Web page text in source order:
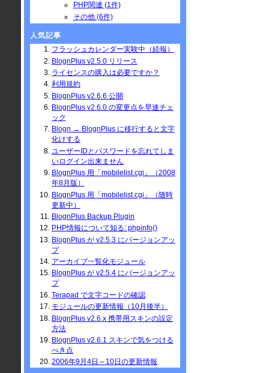
PHP関連 (1件)
その他 (6件)
人気記事
フラッシュカレンダー実験中（続報）
BlognPlus v2.5.0 リリース
ライセンスの購入は必要ですか？
利用規約
BlognPlus v2.6.6 公開
BlognPlus v2.6.0 の変更点を早速チェ
ック
Blogn → BlognPlus に移行すると文字
化けする
ユーザーIDとパスワードを忘れてしま
いログイン出来ません
BlognPlus 用「mobilelist.cgi」（2008
年8月版）
BlognPlus 用「mobilelist.cgi」（随時
更新中）
BlognPlus Backup Plugin
PHP情報について知る: phpinfo()
BlognPlus が v2.5.3 にバージョンアッ
プ
アーカイブ一覧化モジュール
BlognPlus が v2.5.4 にバージョンアッ
プ
Terapad で文字コードの確認
モジュールの更新情報（10月後半）
BlognPlus v2.6.x 携帯用スキンの設定
方法
BlognPlus v2.6.1 スキンで気をつける
べき点
2006年9月4日～10日の更新情報